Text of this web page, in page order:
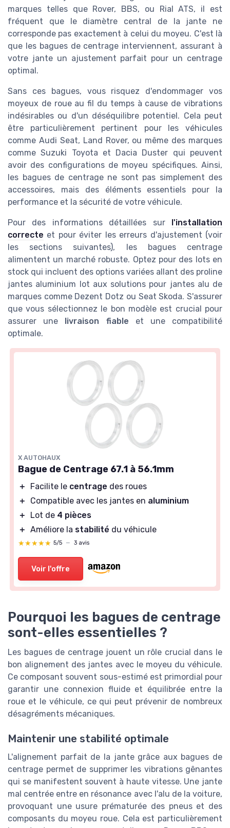
marques telles que Rover, BBS, ou Rial ATS, il est
fréquent que le diamètre central de la jante ne
corresponde pas exactement à celui du moyeu. C'est là
que les bagues de centrage interviennent, assurant à
votre jante un ajustement parfait pour un centrage
optimal.
Sans ces bagues, vous risquez d'endommager vos
moyeux de roue au fil du temps à cause de vibrations
indésirables ou d'un déséquilibre potentiel. Cela peut
être particulièrement pertinent pour les véhicules
comme Audi Seat, Land Rover, ou même des marques
comme Suzuki Toyota et Dacia Duster qui peuvent
avoir des configurations de moyeu spécifiques. Ainsi,
les bagues de centrage ne sont pas simplement des
accessoires, mais des éléments essentiels pour la
performance et la sécurité de votre véhicule.
Pour des informations détaillées sur l'installation
correcte et pour éviter les erreurs d'ajustement (voir
les sections suivantes), les bagues centrage
alimentent un marché robuste. Optez pour des lots en
stock qui incluent des options variées allant des proline
jantes aluminium lot aux solutions pour jantes alu de
marques comme Dezent Dotz ou Seat Skoda. S'assurer
que vous sélectionnez le bon modèle est crucial pour
assurer une livraison fiable et une compatibilité
optimale.
X AUTOHAUX
Bague de Centrage 67.1 à 56.1mm
＋ Facilite le centrage des roues
＋
Compatible avec les jantes en aluminium
＋
Lot de 4 pièces
＋ Améliore la stabilité du véhicule
★★★★★
★★★★★ 5/5 — 3 avis
Voir l'offre
Pourquoi les bagues de centrage
sont-elles essentielles ?
Les bagues de centrage jouent un rôle crucial dans le
bon alignement des jantes avec le moyeu du véhicule.
Ce composant souvent sous-estimé est primordial pour
garantir une connexion fluide et équilibrée entre la
roue et le véhicule, ce qui peut prévenir de nombreux
désagréments mécaniques.
Maintenir une stabilité optimale
L'alignement parfait de la jante grâce aux bagues de
centrage permet de supprimer les vibrations gênantes
qui se manifestent souvent à haute vitesse. Une jante
mal centrée entre en résonance avec l'alu de la voiture,
provoquant une usure prématurée des pneus et des
composants du moyeu roue. Cela est particulièrement